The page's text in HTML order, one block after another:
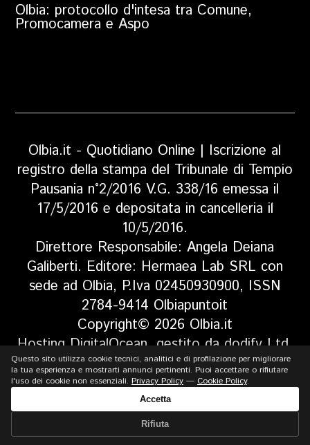
Olbia: protocollo d'intesa tra Comune,
Promocamera e Aspo
Olbia.it - Quotidiano Online | Iscrizione al
registro della stampa del Tribunale di Tempio
Pausania n°2/2016 V.G. 338/16 emessa il
17/5/2016 e depositata in cancelleria il
10/5/2016.
Direttore Responsabile: Angela Deiana
Galiberti. Editore: Hermaea Lab SRL con
sede ad Olbia, P.Iva 02450930900, ISSN
2784-9414 Olbiapuntoit
Copyright© 2026 Olbia.it
Hosting DigitalOcean, gestito da dodify Ltd.
Via Andrea Pozzo 23, Olbia - P.IVA
02566010902
La testata usufruisce del contributo della
Regione Sardegna Assessorato della
Questo sito utilizza cookie tecnici, analitici e di profilazione per migliorare
la tua esperienza e mostrarti annunci pertinenti. Puoi accettare o rifiutare
l'uso dei cookie non essenziali. Privacy Policy — Cookie Policy.
Accetta
Rifiuta